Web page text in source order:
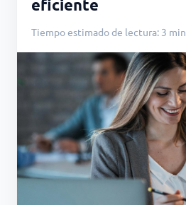
eficiente
Tiempo estimado de lectura: 3 min